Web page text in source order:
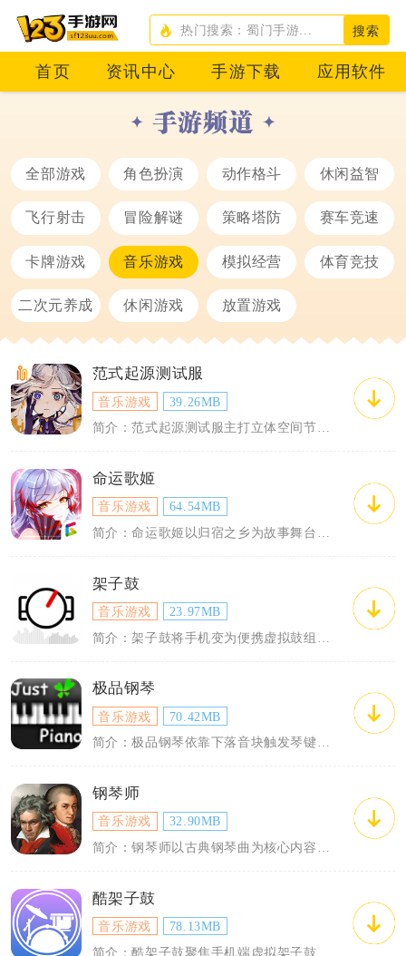
搜索
首页 资讯中心 手游下载 应用软件
全部游戏 角色扮演 动作格斗 休闲益智
飞行射击 冒险解谜 策略塔防 赛车竞速
卡牌游戏 音乐游戏 模拟经营 体育竞技
二次元养成 休闲游戏 放置游戏
范式起源测试服
音乐游戏
39.26MB
简介：范式起源测试服主打立体空间节奏闯关，将剧情探索和音符演奏互相融合，玩家苏醒于...
命运歌姬
音乐游戏
64.54MB
架子鼓
音乐游戏
23.97MB
极品钢琴
音乐游戏
70.42MB
简介：极品钢琴依靠下落音块触发琴键发声，在手机端还原钢琴弹奏体验，曲库收录两千余首...
钢琴师
音乐游戏
32.90MB
酷架子鼓
音乐游戏
78.13MB